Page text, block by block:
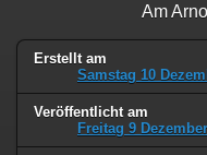
Am
Erstellt am
Samstag 10
Veröffentlicht am
Freitag 9